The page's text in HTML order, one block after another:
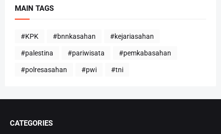
MAIN TAGS
#KPK #bnnkasahan #kejariasahan
#palestina #pariwisata #pemkabasahan
#polresasahan #pwi #tni
CATEGORIES